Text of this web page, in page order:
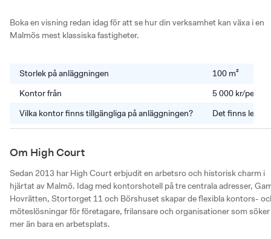
Boka en visning redan idag för att se hur din verksamhet kan växa i en
Malmös mest klassiska fastigheter.
Storlek på anläggningen
100 m²
Kontor från
5 000 kr/
Vilka kontor finns tillgängliga på anläggningen?
Det finns
Om High Court
Sedan 2013 har High Court erbjudit en arbetsro och historisk charm i
hjärtat av Malmö. Idag med kontorshotell på tre centrala adresser,
Hovrätten, Stortorget 11 och Börshuset skapar de flexibla kontors-
möteslösningar för företagare, frilansare och organisationer som söker
mer än bara en arbetsplats.